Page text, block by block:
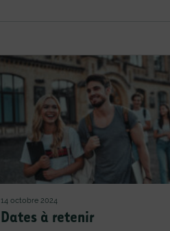
14 octobre 2024
Dates à retenir